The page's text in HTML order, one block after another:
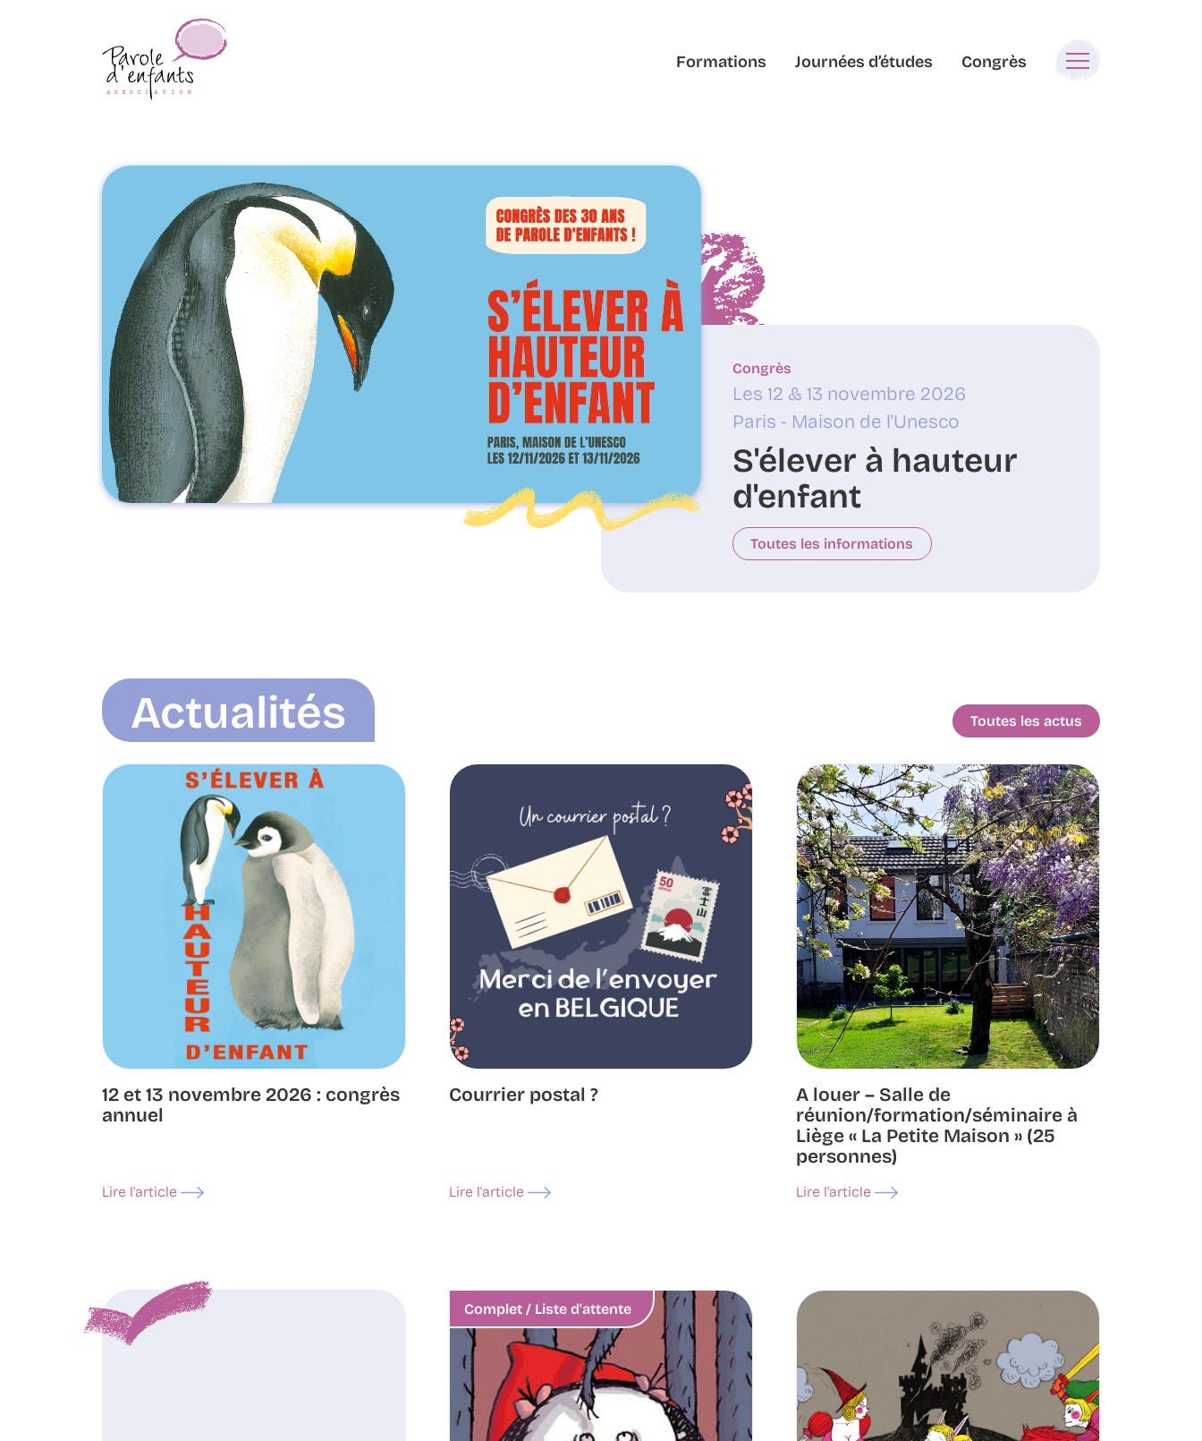
Formations Journées d’études Congrès
Congrès
Les 12 & 13 novembre 2026
Paris - Maison de l'Unesco
S'élever à hauteur
d'enfant
Toutes les informations
Actualités Toutes les actus
12 et 13 novembre 2026 : congrès
annuel
Lire l'article
Courrier postal ?
Lire l'article
A louer – Salle de
réunion/formation/séminaire à
Liège « La Petite Maison » (25
personnes)
Lire l'article
Complet / Liste d'attente